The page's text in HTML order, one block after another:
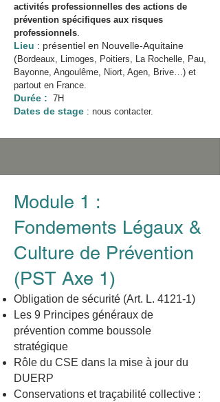
activités professionnelles des actions de
prévention spécifiques aux risques
professionnels
Lieu : présentiel en Nouvelle-Aquitaine
(Bordeaux, Limoges, Poitiers, La Rochelle, Pau,
Bayonne, Angoulême, Niort, Agen, Brive…) et
partout en France.
Durée : 7H
Dates de stage : nous contacter.
Module 1 :
Fondements Légaux &
Culture de Prévention
(PST Axe 1)
Obligation de sécurité (Art. L. 4121‑1)
Les 9 Principes généraux de
prévention comme boussole
stratégique
Rôle du CSE dans la mise à jour du
DUERP
Conservations et traçabilité collective :